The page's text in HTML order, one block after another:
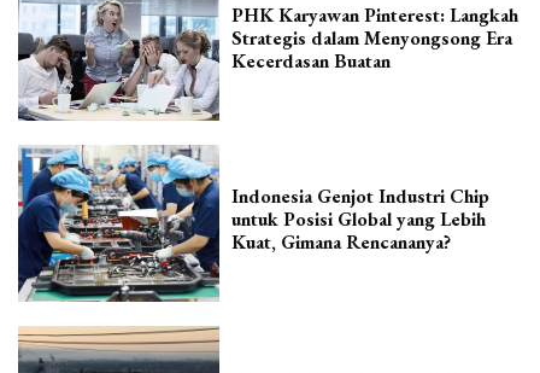
PHK Karyawan Pinterest: Langkah
Strategis dalam Menyongsong Era
Kecerdasan Buatan
Indonesia Genjot Industri Chip
untuk Posisi Global yang Lebih
Kuat, Gimana Rencananya?